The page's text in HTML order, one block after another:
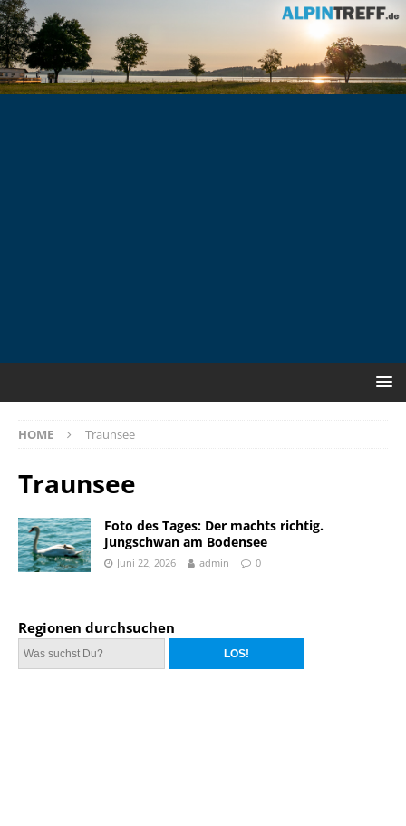
HOME Traunsee
Traunsee
Foto des Tages: Der machts richtig.
Jungschwan am Bodensee
Juni 22, 2026 admin 0
Regionen durchsuchen